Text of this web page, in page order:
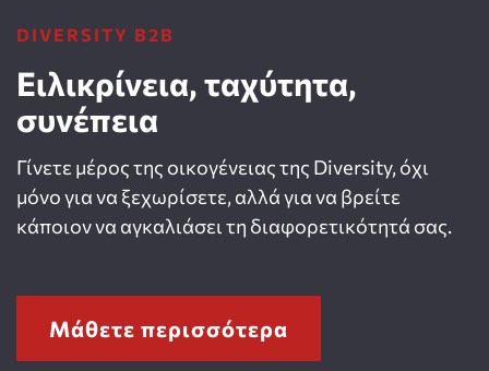
DIVERSITY B2B
Ειλικρίνεια, ταχύτητα,
συνέπεια
Γίνετε μέρος της οικογένειας της Diversity, όχι
μόνο για να ξεχωρίσετε, αλλά για να βρείτε
κάποιον να αγκαλιάσει τη διαφορετικότητά σας.
Μάθετε περισσότερα